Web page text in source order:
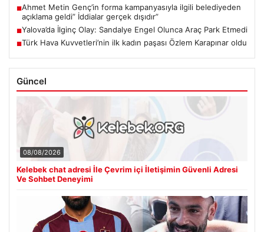
■Ahmet Metin Genç’in forma kampanyasıyla ilgili belediyeden
açıklama geldi” İddialar gerçek dışıdır”
■Yalova’da İlginç Olay: Sandalye Engel Olunca Araç Park Etmedi
■Türk Hava Kuvvetleri’nin ilk kadın paşası Özlem Karapınar oldu
Güncel
08/08/2026
Kelebek chat adresi İle Çevrim içi İletişimin Güvenli Adresi
Ve Sohbet Deneyimi